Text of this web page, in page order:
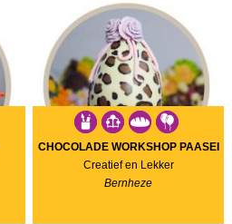
CHOCOLADE WORKSHOP PAASEI
Creatief en Lekker
Bernheze